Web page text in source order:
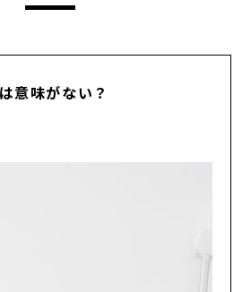
意味がない？